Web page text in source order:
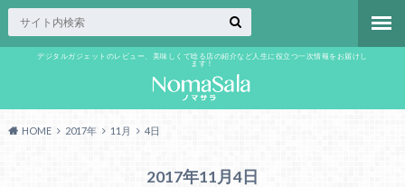
デジタルガジェットのレビュー、美味しくて唸る店の紹介など人生に役立つ一次情報をお届けし
ます！
HOME 2017年 11月 4日
2017年11月4日